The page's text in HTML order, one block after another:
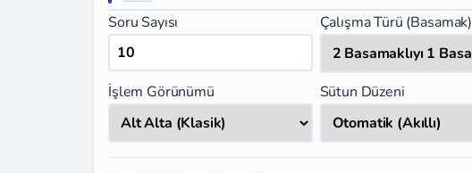
Soru Sayısı Çalışma Türü (Basamak)
İşlem Görünümü Sütun Düzeni